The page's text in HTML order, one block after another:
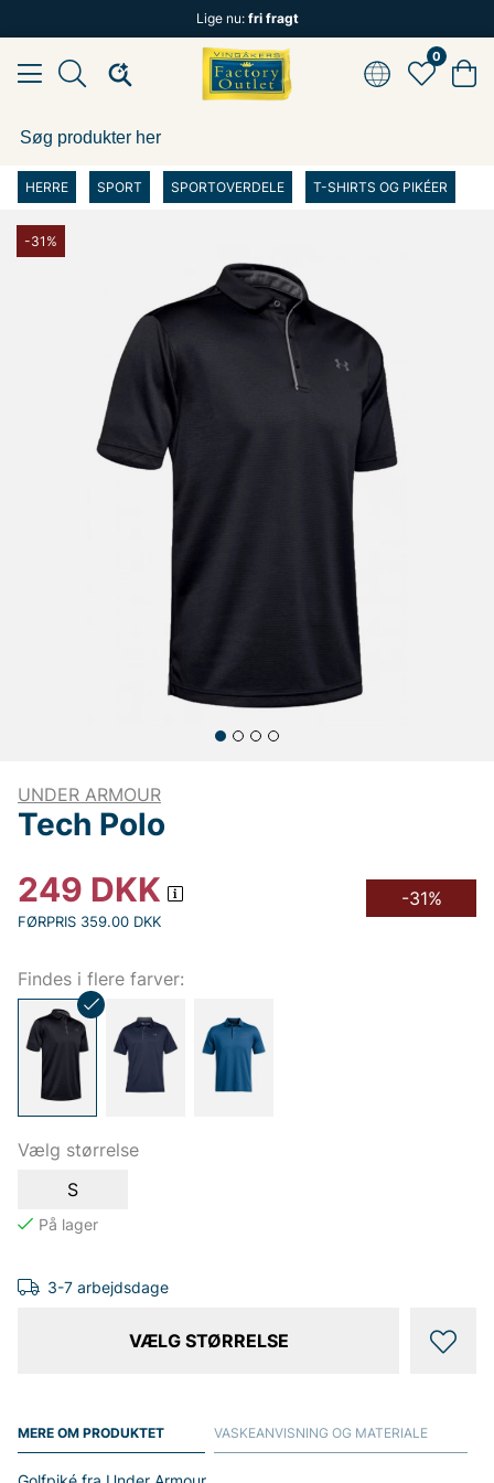
Lige nu: fri fragt
0
HERRE SPORT SPORTOVERDELE T-SHIRTS OG PIKÉER
-31%
UNDER ARMOUR
Tech Polo
249 DKK
FØRPRIS 359.00 DKK
-31%
Findes i flere farver:
Vælg størrelse
S
3-7 arbejdsdage
VÆLG STØRRELSE
MERE OM PRODUKTET VASKEANVISNING OG MATERIALE